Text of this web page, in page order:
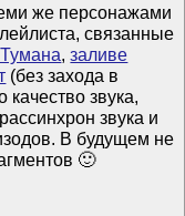
же персонажами
связанные
,заливе
(без захода в
звука,
звука и
В будущем не
🙂